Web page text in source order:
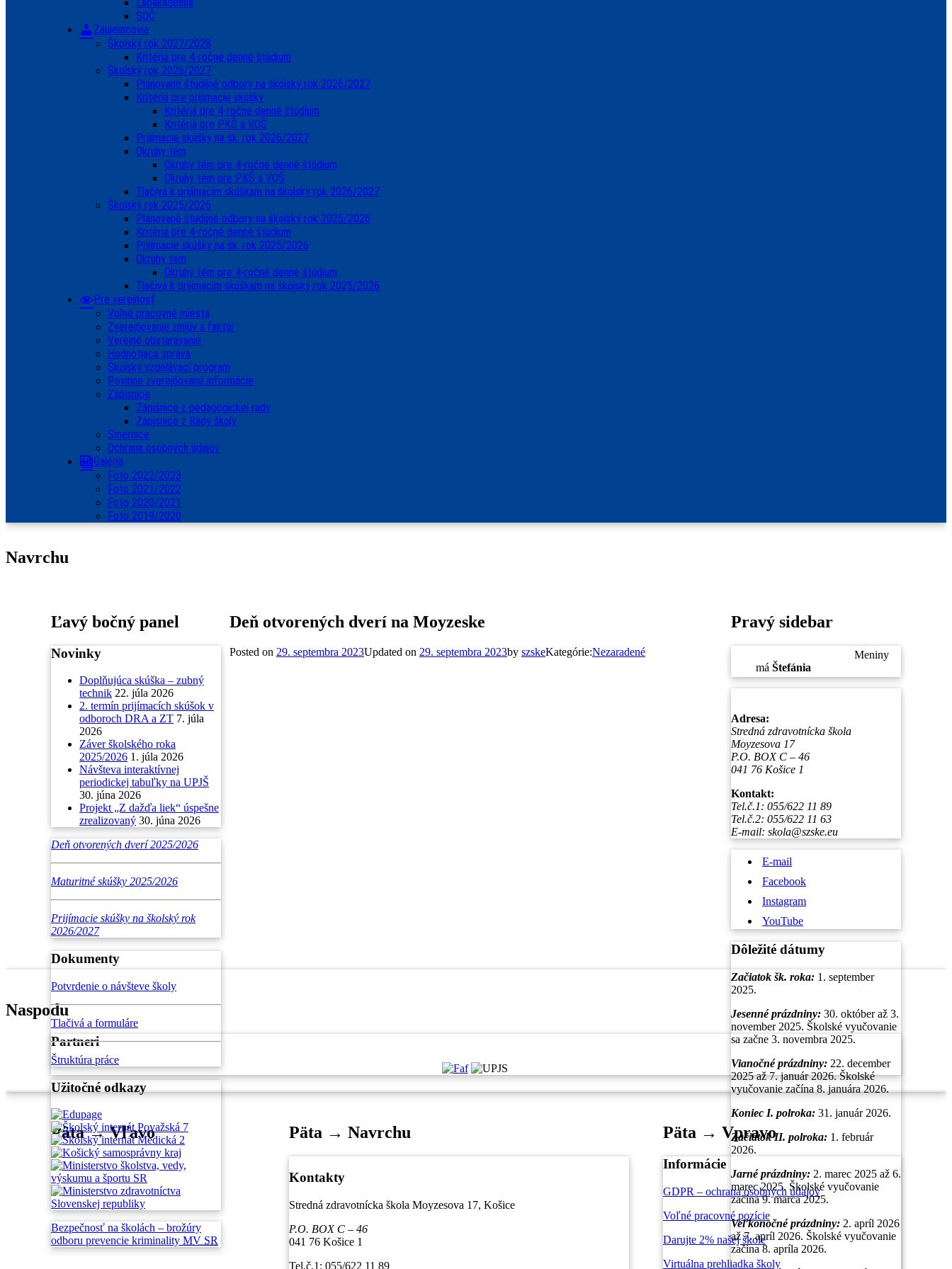
SOČ
Záujemcovia
Školský rok 2027/2028
Kritériá pre 4-ročné denné štúdium
Školský rok 2026/2027
Plánované študijné odbory na školský rok 2026/2027
Kritériá pre prijímacie skúšky
Kritériá pre 4-ročné denné štúdium
Kritériá pre PKŠ a VOŠ
Prijímacie skúšky na šk. rok 2026/2027
Okruhy tém
Okruhy tém pre 4-ročné denné štúdium
Okruhy tém pre PKŠ a VOŠ
Tlačivá k prijímacím skúškam na školský rok 2026/2027
Školský rok 2025/2026
Plánované študijné odbory na školský rok 2025/2026
Kritéria pre 4-ročné denné štúdium
Prijímacie skúšky na šk. rok 2025/2026
Okruhy tém
Okruhy tém pre 4-ročné denné štúdium
Tlačivá k prijímacím skúškam na školský rok 2025/2026
Pre verejnosť
Voľné pracovné miesta
Zverejňovanie zmlúv a faktúr
Verejné obstarávanie
Hodnotiaca správa
Školský vzdelávací program
Povinne zverejňované informácie
Zápisnice
Zápisnice z pedagogickej rady
Zápisnice z Rady školy
Smernice
Ochrana osobných údajov
Galéria
Foto 2022/2023
Foto 2021/2022
Foto 2020/2021
Foto 2019/2020
Navrchu
Deň otvorených dverí na Moyzeske
Posted on 29. septembra 2023Updated on 29. septembra 2023by szskeKategórie:Nezaradené
Ľavý bočný panel
Novinky
Doplňujúca skúška – zubný
technik 22. júla 2026
2. termín prijímacích skúšok v
odboroch DRA a ZT 7. júla
2026
Záver školského roka
2025/2026 1. júla 2026
Návšteva interaktívnej
periodickej tabuľky na UPJŠ
30. júna 2026
Projekt „Z dažďa liek“ úspešne
zrealizovaný 30. júna 2026
Deň otvorených dverí 2025/2026
Maturitné skúšky 2025/2026
Prijímacie skúšky na školský rok
2026/2027
Dokumenty
Potvrdenie o návšteve školy
Tlačivá a formuláre
Štruktúra práce
Užitočné odkazy
Bezpečnosť na školách – brožúry
odboru prevencie kriminality MV SR
Pravý sidebar
Meniny
má Štefánia
Adresa:
Stredná zdravotnícka škola
Moyzesova 17
P.O. BOX C – 46
041 76 Košice 1
Kontakt:
Tel.č.1: 055/622 11 89
Tel.č.2: 055/622 11 63
E-mail: skola@szske.eu
E-mail
Facebook
Instagram
YouTube
Dôležité dátumy
Začiatok šk. roka: 1. september
2025.
Jesenné prázdniny: 30. október až 3.
november 2025. Školské vyučovanie
sa začne 3. novembra 2025.
Vianočné prázdniny: 22. december
2025 až 7. január 2026. Školské
vyučovanie začína 8. januára 2026.
Koniec I. polroka: 31. január 2026.
Začiatok II. polroka: 1. február
2026.
Jarné prázdniny: 2. marec 2025 až 6.
marec 2025. Školské vyučovanie
začína 9. marca 2025.
Veľkonočné prázdniny: 2. apríl 2026
až 7. apríl 2026. Školské vyučovanie
začína 8. apríla 2026.
Naspodu
Partneri
Päta → Vľavo Päta → Navrchu
Kontakty
Stredná zdravotnícka škola Moyzesova 17, Košice
P.O. BOX C – 46
041 76 Košice 1
Tel.č.1: 055/622 11 89
Päta → Vpravo
Informácie
GDPR – ochrana osobných údajov
Voľné pracovné pozície
Darujte 2% našej škole
Virtuálna prehliadka školy